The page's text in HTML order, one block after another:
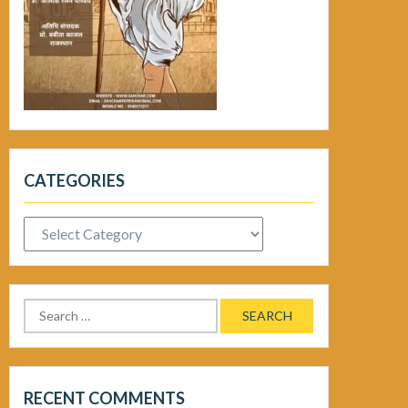
CATEGORIES
Categories
Search
for:
RECENT COMMENTS